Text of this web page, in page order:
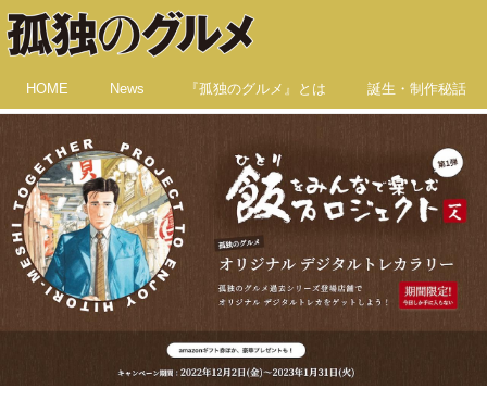
HOME News 『孤独のグルメ』とは 誕生・制作秘話